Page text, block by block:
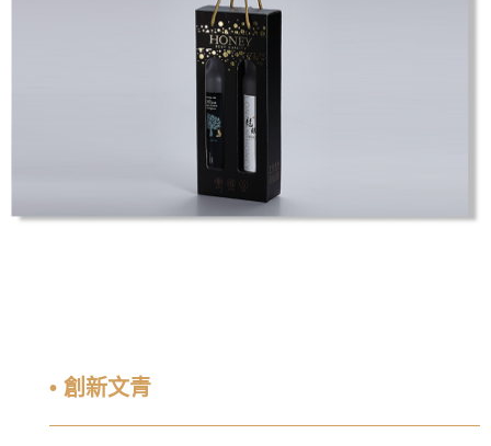
• 創新文青